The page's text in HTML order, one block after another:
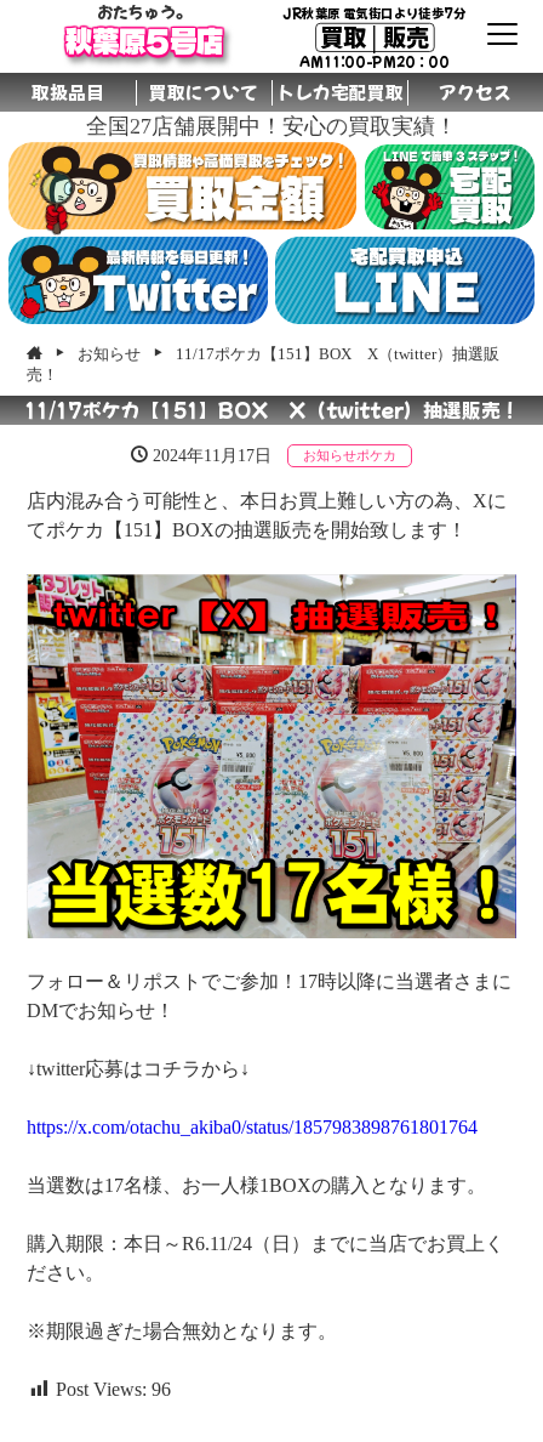
おたちゅう。
秋葉原5号店
JR秋葉原 電気街口より徒歩7分
買取│販売
AM11:00-PM20：00
取扱品目 買取について トレカ宅配買取 アクセス
グル
ープ
店舗
全国27店舗展開中！安心の買取実績！
お知らせ
11/17ポケカ【151】BOX X（twitter）抽選販
売！
11/17ポケカ【151】BOX X（twitter）抽選販売！
2024年11月17日 お知らせポケカ
店内混み合う可能性と、本日お買上難しい方の為、Xに
てポケカ【151】BOXの抽選販売を開始致します！
フォロー＆リポストでご参加！17時以降に当選者さまに
DMでお知らせ！
↓twitter応募はコチラから↓
https://x.com/otachu_akiba0/status/1857983898761801764
当選数は17名様、お一人様1BOXの購入となります。
購入期限：本日～R6.11/24（日）までに当店でお買上く
ださい。
※期限過ぎた場合無効となります。
Post Views: 96